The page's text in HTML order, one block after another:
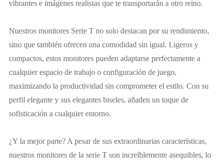
vibrantes e imágenes realistas que te transportarán a otro reino.
Nuestros monitores Serie T no solo destacan por su rendimiento,
sino que también ofrecen una comodidad sin igual. Ligeros y
compactos, estos monitores pueden adaptarse perfectamente a
cualquier espacio de trabajo o configuración de juego,
maximizando la productividad sin comprometer el estilo. Con su
perfil elegante y sus elegantes biseles, añaden un toque de
sofisticación a cualquier entorno.
¿Y la mejor parte? A pesar de sus extraordinarias características,
nuestros monitores de la serie T son increíblemente asequibles, lo